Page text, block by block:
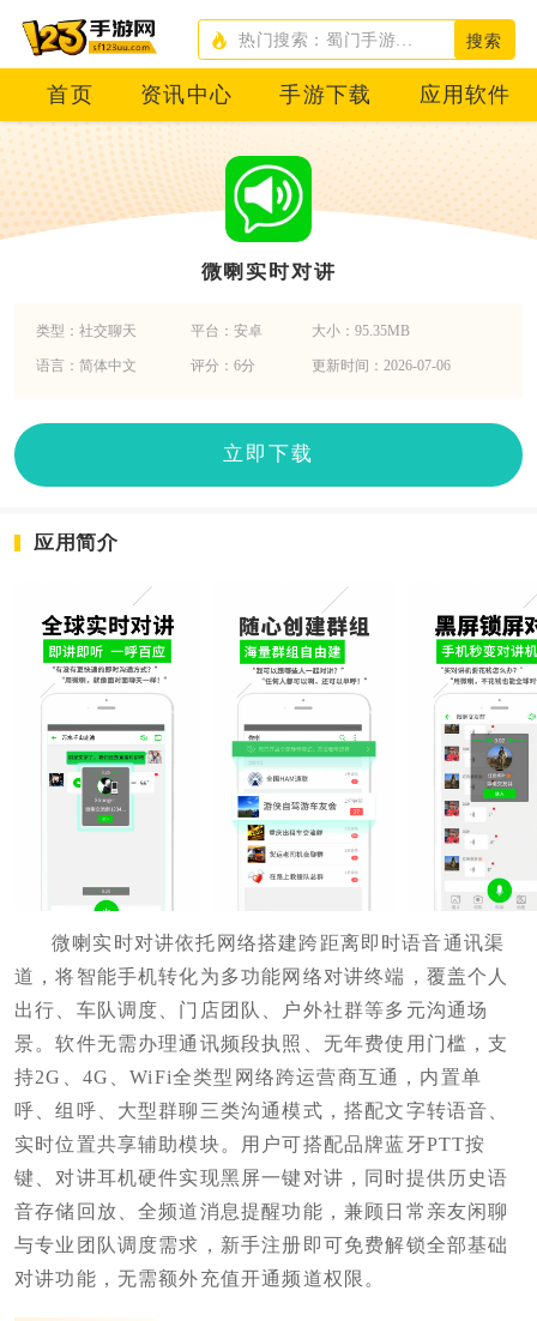
搜索
首页 资讯中心 手游下载 应用软件
微喇实时对讲
类型：社交聊天 平台：安卓 大小：95.35MB
语言：简体中文 评分：6分 更新时间：2026-07-06
立即下载
应用简介
微喇实时对讲依托网络搭建跨距离即时语音通讯渠
道，将智能手机转化为多功能网络对讲终端，覆盖个人
出行、车队调度、门店团队、户外社群等多元沟通场
景。软件无需办理通讯频段执照、无年费使用门槛，支
持2G、4G、WiFi全类型网络跨运营商互通，内置单
呼、组呼、大型群聊三类沟通模式，搭配文字转语音、
实时位置共享辅助模块。用户可搭配品牌蓝牙PTT按
键、对讲耳机硬件实现黑屏一键对讲，同时提供历史语
音存储回放、全频道消息提醒功能，兼顾日常亲友闲聊
与专业团队调度需求，新手注册即可免费解锁全部基础
对讲功能，无需额外充值开通频道权限。